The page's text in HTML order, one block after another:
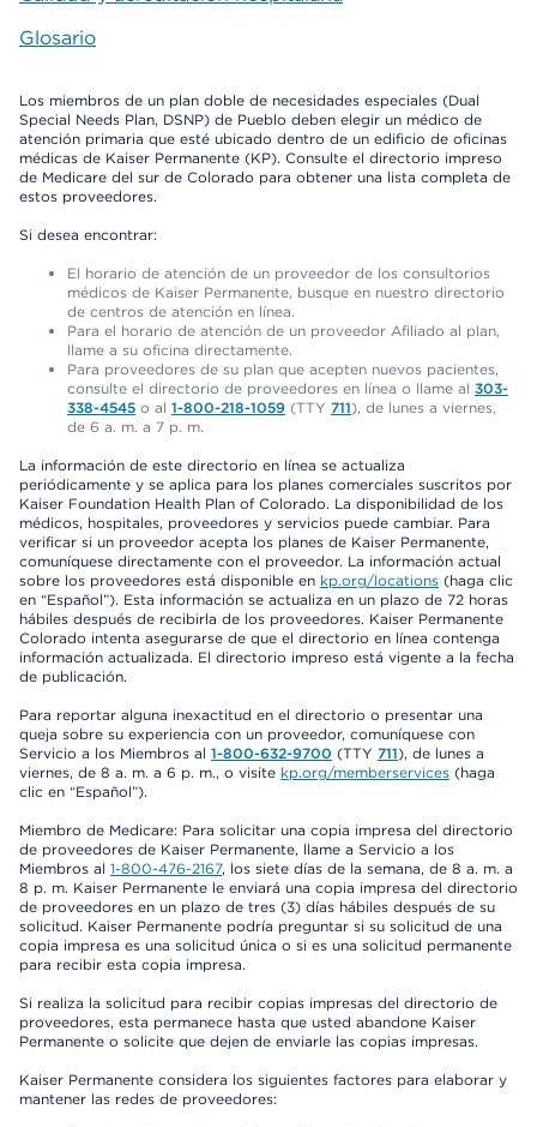
Glosario
Los miembros de un plan doble de necesidades especiales (Dual
Special Needs Plan, DSNP) de Pueblo deben elegir un médico de
atención primaria que esté ubicado dentro de un edificio de oficinas
médicas de Kaiser Permanente (KP). Consulte el directorio impreso
de Medicare del sur de Colorado para obtener una lista completa de
estos proveedores.
Si desea encontrar:
El horario de atención de un proveedor de los consultorios
médicos de Kaiser Permanente, busque en nuestro directorio
de centros de atención en línea.
Para el horario de atención de un proveedor Afiliado al plan,
llame a su oficina directamente.
Para proveedores de su plan que acepten nuevos pacientes,
consulte el directorio de proveedores en línea o llame al 303-
338-4545 o al 1-800-218-1059 (TTY 711), de lunes a viernes,
de 6 a. m. a 7 p. m.
La información de este directorio en línea se actualiza
periódicamente y se aplica para los planes comerciales suscritos por
Kaiser Foundation Health Plan of Colorado. La disponibilidad de los
médicos, hospitales, proveedores y servicios puede cambiar. Para
verificar si un proveedor acepta los planes de Kaiser Permanente,
comuníquese directamente con el proveedor. La información actual
sobre los proveedores está disponible en kp.org/locations (haga clic
en “Español”). Esta información se actualiza en un plazo de 72 horas
hábiles después de recibirla de los proveedores. Kaiser Permanente
Colorado intenta asegurarse de que el directorio en línea contenga
información actualizada. El directorio impreso está vigente a la fecha
de publicación.
Para reportar alguna inexactitud en el directorio o presentar una
queja sobre su experiencia con un proveedor, comuníquese con
Servicio a los Miembros al 1-800-632-9700 (TTY 711), de lunes a
viernes, de 8 a. m. a 6 p. m., o visite kp.org/memberservices (haga
clic en “Español”).
Miembro de Medicare: Para solicitar una copia impresa del directorio
de proveedores de Kaiser Permanente, llame a Servicio a los
Miembros al 1-800-476-2167, los siete días de la semana, de 8 a. m. a
8 p. m. Kaiser Permanente le enviará una copia impresa del directorio
de proveedores en un plazo de tres (3) días hábiles después de su
solicitud. Kaiser Permanente podría preguntar si su solicitud de una
copia impresa es una solicitud única o si es una solicitud permanente
para recibir esta copia impresa.
Si realiza la solicitud para recibir copias impresas del directorio de
proveedores, esta permanece hasta que usted abandone Kaiser
Permanente o solicite que dejen de enviarle las copias impresas.
Kaiser Permanente considera los siguientes factores para elaborar y
mantener las redes de proveedores: